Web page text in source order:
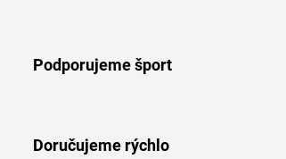
Podporujeme šport
Doručujeme rýchlo